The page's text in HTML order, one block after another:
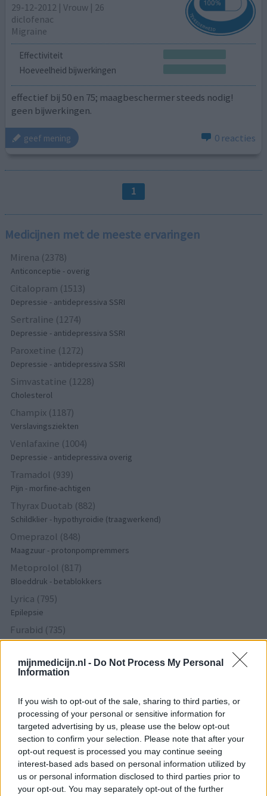
mijnmedicijn.nl - Do Not Process My Personal
Information
If you wish to opt-out of the sale, sharing to third parties, or
processing of your personal or sensitive information for
targeted advertising by us, please use the below opt-out
section to confirm your selection. Please note that after your
opt-out request is processed you may continue seeing
interest-based ads based on personal information utilized by
us or personal information disclosed to third parties prior to
your opt-out. You may separately opt-out of the further
29-12-2012 | Vrouw | 26
diclofenac
Migraine
Effectiviteit
Hoeveelheid bijwerkingen
effectief bij 50 en 75; maagbeschermer steeds nodig!
geen bijwerkingen.
geef mening 0 reacties
1
Medicijnen met de meeste ervaringen
Mirena (2378)
Anticonceptie - overig
Citalopram (1513)
Depressie - antidepressiva SSRI
Sertraline (1274)
Depressie - antidepressiva SSRI
Paroxetine (1272)
Depressie - antidepressiva SSRI
Simvastatine (1228)
Cholesterol
Champix (1187)
Verslavingsziekten
Venlafaxine (1004)
Depressie - antidepressiva overig
Tramadol (939)
Pijn - morfine-achtigen
Thyrax Duotab (882)
Schildklier - hypothyroidie (traagwerkend)
Omeprazol (848)
Maagzuur - protonpompremmers
Metoprolol (817)
Bloeddruk - betablokkers
Lyrica (795)
Epilepsie
Furabid (735)
Antibiotica - urineweginfectie
Mirtazapine (731)
Depressie - antidepressiva overig
Depressie - antidepressiva TCA
Efexor (665)
Depressie - antidepressiva overig
Ethinylestradiol / Levonorgestrel (656)
Anticonceptie - eenfase
Seroquel (647)